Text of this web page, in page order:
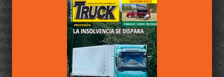
Aceptar
Rechazar
invoke
Aceptar
Rechazar
associate
Aceptar
Rechazar